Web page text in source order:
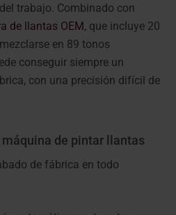
trabajo. Combinado con
de llantas OEM, que incluye 20
en 89 tonos
conseguir siempre un
con una precisión difícil de
de pintar llantas
de fábrica en todo